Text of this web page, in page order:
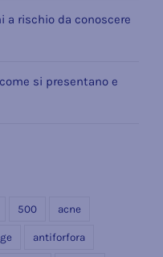
a rischio da conoscere
si presentano e
500 acne
antiforfora